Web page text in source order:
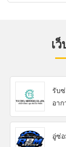
เ
รับ
อา
อู่ซ่